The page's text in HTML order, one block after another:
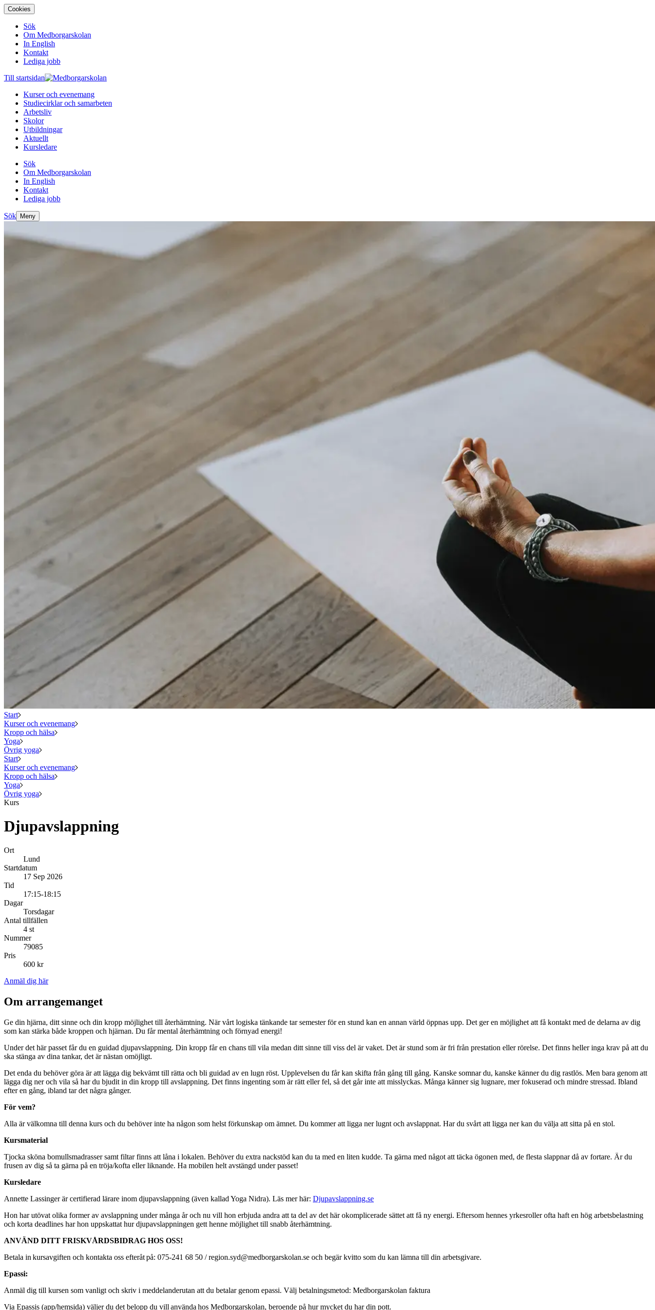
Cookies
Sök
Om Medborgarskolan
In English
Kontakt
Lediga jobb
Till startsidan
Kurser och evenemang
Studiecirklar och samarbeten
Arbetsliv
Skolor
Utbildningar
Aktuellt
Kursledare
Sök
Om Medborgarskolan
In English
Kontakt
Lediga jobb
Sök Meny
Start
Kurser och evenemang
Kropp och hälsa
Yoga
Övrig yoga
Start
Kurser och evenemang
Kropp och hälsa
Yoga
Övrig yoga
Kurs
Djupavslappning
Ort
Lund
Startdatum
17 Sep 2026
Tid
17:15-18:15
Dagar
Torsdagar
Antal tillfällen
4 st
Nummer
79085
Pris
600 kr
Anmäl dig här
Om arrangemanget
Ge din hjärna, ditt sinne och din kropp möjlighet till återhämtning. När vårt logiska tänkande tar semester för en stund kan en annan värld öppnas upp. Det ger en möjlighet att få kontakt med de delarna av dig
som kan stärka både kroppen och hjärnan. Du får mental återhämtning och förnyad energi!
Under det här passet får du en guidad djupavslappning. Din kropp får en chans till vila medan ditt sinne till viss del är vaket. Det är stund som är fri från prestation eller rörelse. Det finns heller inga krav på att du
ska stänga av dina tankar, det är nästan omöjligt.
Det enda du behöver göra är att lägga dig bekvämt till rätta och bli guidad av en lugn röst. Upplevelsen du får kan skifta från gång till gång. Kanske somnar du, kanske känner du dig rastlös. Men bara genom att
lägga dig ner och vila så har du bjudit in din kropp till avslappning. Det finns ingenting som är rätt eller fel, så det går inte att misslyckas. Många känner sig lugnare, mer fokuserad och mindre stressad. Ibland
efter en gång, ibland tar det några gånger.
För vem?
Alla är välkomna till denna kurs och du behöver inte ha någon som helst förkunskap om ämnet. Du kommer att ligga ner lugnt och avslappnat. Har du svårt att ligga ner kan du välja att sitta på en stol.
Kursmaterial
Tjocka sköna bomullsmadrasser samt filtar finns att låna i lokalen. Behöver du extra nackstöd kan du ta med en liten kudde. Ta gärna med något att täcka ögonen med, de flesta slappnar då av fortare. Är du
frusen av dig så ta gärna på en tröja/kofta eller liknande. Ha mobilen helt avstängd under passet!
Kursledare
Annette Lassinger är certifierad lärare inom djupavslappning (även kallad Yoga Nidra). Läs mer här: Djupavslappning.se
Hon har utövat olika former av avslappning under många år och nu vill hon erbjuda andra att ta del av det här okomplicerade sättet att få ny energi. Eftersom hennes yrkesroller ofta haft en hög arbetsbelastning
och korta deadlines har hon uppskattat hur djupavslappningen gett henne möjlighet till snabb återhämtning.
ANVÄND DITT FRISKVÅRDSBIDRAG HOS OSS!
Betala in kursavgiften och kontakta oss efteråt på: 075-241 68 50 / region.syd@medborgarskolan.se och begär kvitto som du kan lämna till din arbetsgivare.
Epassi:
Anmäl dig till kursen som vanligt och skriv i meddelanderutan att du betalar genom epassi. Välj betalningsmetod: Medborgarskolan faktura
Via Epassis (app/hemsida) väljer du det belopp du vill använda hos Medborgarskolan, beroende på hur mycket du har din pott.